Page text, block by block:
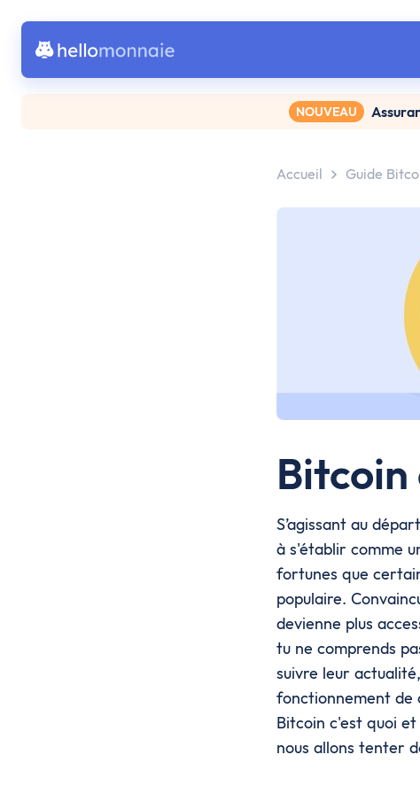
NOUVEAU
Accueil Guide
Bitcoin
S’agissant au
à s'établir comme
fortunes que
populaire.
devienne plus
tu ne comprends
suivre leur
fonctionnement de
Bitcoin c'est quoi
nous allons tenter